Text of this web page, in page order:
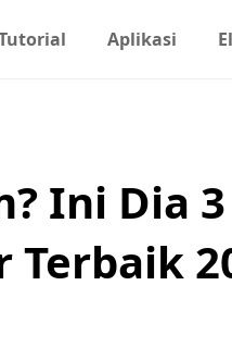
Aplikasi
Ini Dia
Terbaik